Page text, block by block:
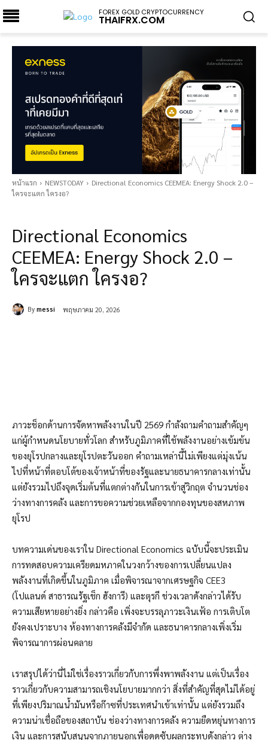
FOREX GOLD CRYPTOCURRENCY
THAIFRX.COM
หน้าแรก NEWSTODAY
Directional Economics CEEMEA: Energy Shock 2.0 –
ใครจะแตก ใครงอ?
Directional Economics
CEEMEA: Energy Shock 2.0 –
ใครจะแตก ใครงอ?
By messi พฤษภาคม 20, 2026
ภาวะช็อกด้านการจัดหาพลังงานในปี 2569 กำลังถามคำถามสำคัญๆ
แก่ผู้กำหนดนโยบายทั่วโลก สำหรับภูมิภาคที่ใช้พลังงานอย่างเข้มข้น
ของยุโรปกลางและยุโรปตะวันออก คำถามเหล่านี้ไม่เพียงแต่มุ่งเน้น
ไปที่หน้าที่ตอบโต้ของเจ้าหน้าที่ของรัฐและนายธนาคารกลางเท่านั้น
แต่ยังรวมไปถึงจุดเริ่มต้นที่แตกต่างกันในการเข้าสู่วิกฤต จำนวนช่อง
ว่างทางการคลัง และการขอความช่วยเหลือจากกองทุนของสหภาพ
ยุโรป
บทความเด่นของเราใน Directional Economics ฉบับนี้จะประเมิน
การทดสอบความเครียดมหภาคในวงกว้างของการเปลี่ยนแปลง
พลังงานที่เกิดขึ้นในภูมิภาค เมื่อพิจารณาจากเศรษฐกิจ CEE3
(โปแลนด์ สาธารณรัฐเช็ก ฮังการี) และตุรกี ช่วงเวลาดังกล่าวได้รับ
ความเสียหายอย่างยิ่ง กล่าวคือ เพิ่งจะบรรลุภาวะเงินเฟ้อ การเติบโต
ยังคงเปราะบาง ห้องทางการคลังมีจำกัด และธนาคารกลางเพิ่งเริ่ม
พิจารณาการผ่อนคลาย
เราสรุปได้ว่านี่ไม่ใช่เรื่องราวเกี่ยวกับการพึ่งพาพลังงาน แต่เป็นเรื่อง
ราวเกี่ยวกับความสามารถเชิงนโยบายมากกว่า สิ่งที่สำคัญที่สุดไม่ได้อยู่
ที่เพียงปริมาณน้ำมันหรือก๊าซที่ประเทศนำเข้าเท่านั้น แต่ยังรวมถึง
ความน่าเชื่อถือของสถาบัน ช่องว่างทางการคลัง ความยืดหยุ่นทางการ
เงิน และการสนับสนุนจากภายนอกเพื่อดูดซับผลกระทบดังกล่าว ต่าง